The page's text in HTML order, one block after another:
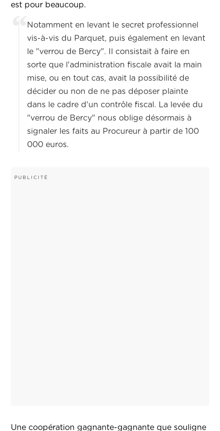
est pour beaucoup.
Notamment en levant le secret professionnel
vis-à-vis du Parquet, puis également en levant
le "verrou de Bercy". Il consistait à faire en
sorte que l'administration fiscale avait la main
mise, ou en tout cas, avait la possibilité de
décider ou non de ne pas déposer plainte
dans le cadre d'un contrôle fiscal. La levée du
"verrou de Bercy" nous oblige désormais à
signaler les faits au Procureur à partir de 100
000 euros.
Une coopération gagnante-gagnante que souligne